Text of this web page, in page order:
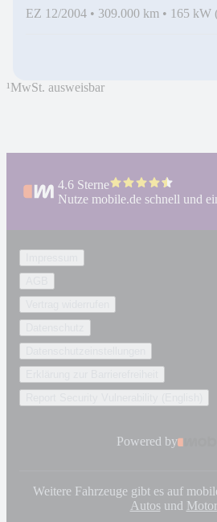
EZ 12/2004 • 309.000 km • 165 kW
¹MwSt. ausweisbar
4.6 Sterne
Nutze mobile.de schnell und
Powered by
Weitere Fahrzeuge gibt es auf
Autosund